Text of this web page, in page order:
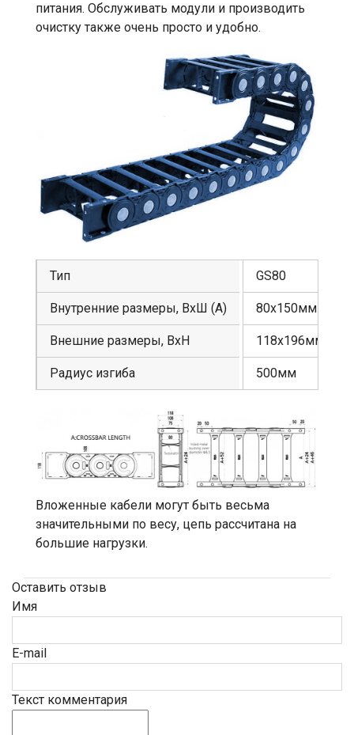
питания. Обслуживать модули и производить
очистку также очень просто и удобно.
Тип
Внутренние размеры, ВхШ (А)
Внешние размеры, ВхН
Радиус изгиба
GS80
80х150мм
118х196мм
500мм
Вложенные кабели могут быть весьма
значительными по весу, цепь рассчитана на
большие нагрузки.
Оставить отзыв
Имя
E-mail
Текст комментария